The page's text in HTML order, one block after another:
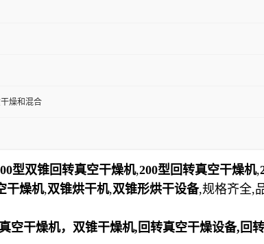
燥和混合
型双锥回转真空干燥机,200型回转真空干燥机,
干燥机,双锥烘干机,双锥形烘干设备,规格齐全,
空干燥机，双锥干燥机,回转真空干燥设备,回